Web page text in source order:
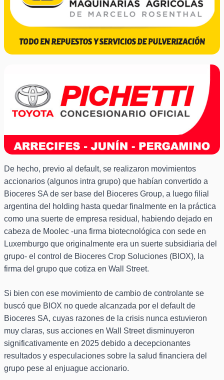
De hecho, previo al default, se realizaron movimientos
accionarios (algunos intra grupo) que habían convertido a
Bioceres SA de ser base del Bioceres Group, a luego filial
argentina del holding hasta quedar finalmente en la práctica
como una suerte de empresa residual, habiendo dejado en
cabeza de Moolec -una firma biotecnológica con sede en
Luxemburgo que originalmente era un suerte subsidiaria del
grupo- el control de Bioceres Crop Soluciones (BIOX), la
firma del grupo que cotiza en Wall Street.
Si bien con ese movimiento de cambio de controlante se
buscó que BIOX no quede alcanzada por el default de
Bioceres SA, cuyas razones de la crisis nunca estuvieron
muy claras, sus acciones en Wall Street disminuyeron
significativamente en 2025 debido a decepcionantes
resultados y especulaciones sobre la salud financiera del
grupo pese al enjuague accionario.